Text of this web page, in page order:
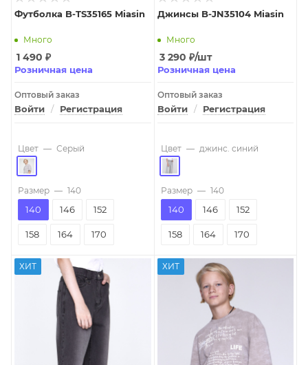
Футболка B-TS35165 Miasin
Много
1 490 ₽
Розничная цена
Оптовый заказ
Войти / Регистрация
Цвет — Серый
Размер — 140
140 146 152
158 164 170
Джинсы B-JN35104 Miasin
Много
3 290 ₽/шт
Розничная цена
Оптовый заказ
Войти / Регистрация
Цвет — джинс. синий
Размер — 140
140 146 152
158 164 170
ХИТ ХИТ